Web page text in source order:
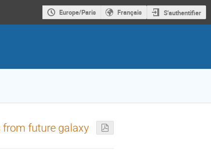
Europe/Paris Français S'authentifier
future galaxy